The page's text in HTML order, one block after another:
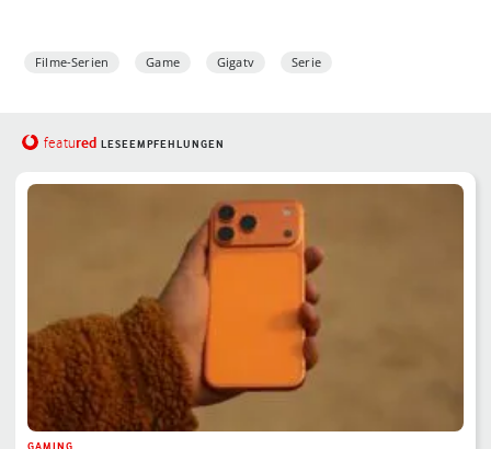
Filme-Serien Game Gigatv Serie
featured LESEEMPFEHLUNGEN
GAMING